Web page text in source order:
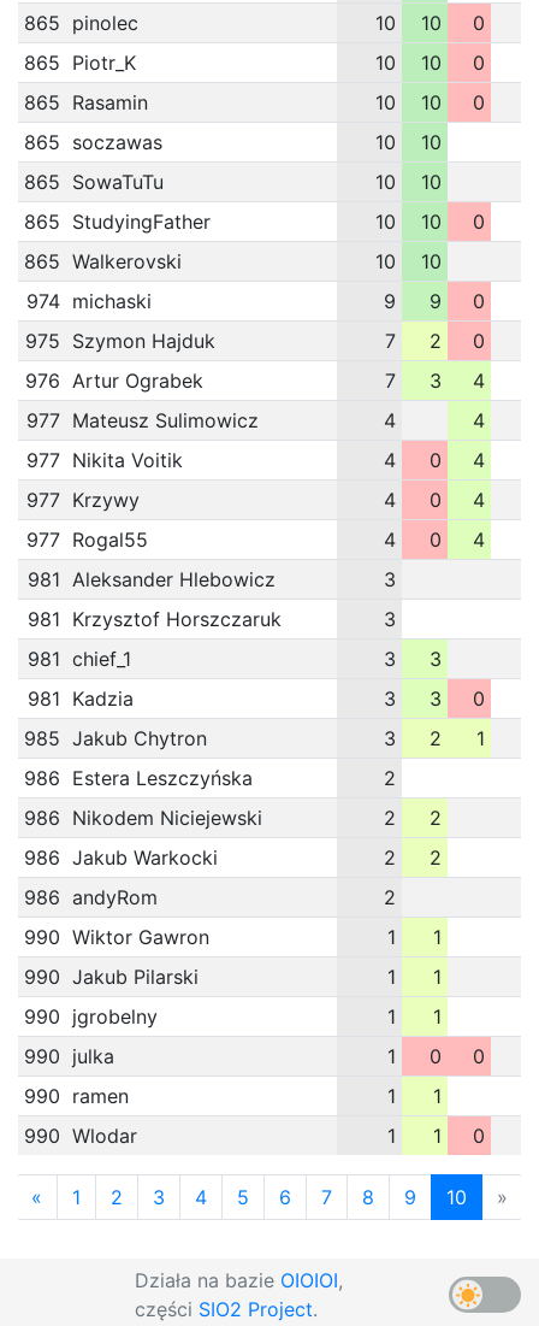
865 pinolec 10 10
0
865 Piotr_K 10 10
0
865 Rasamin 10 10
0
865 soczawas 10
10
865 SowaTuTu 10
10
865 StudyingFather 10 10
0
865 Walkerovski 10
10
974 michaski 9 9
0
975 Szymon Hajduk 7 2
0
976 Artur Ograbek 7 3
4
977 Mateusz Sulimowicz 4
4
977 Nikita Voitik 4 0
4
977 Krzywy 4 0
4
977 Rogal55 4 0
4
981 Aleksander Hlebowicz
3
981 Krzysztof Horszczaruk
3
981 chief_1 3
3
981 Kadzia 3 3
0
985 Jakub Chytron 3 2
1
986 Estera Leszczyńska
2
986 Nikodem Niciejewski 2
2
986 Jakub Warkocki 2
2
986 andyRom
2
990 Wiktor Gawron 1
1
990 Jakub Pilarski 1
1
990 jgrobelny 1
1
990 julka 1 0
0
990 ramen 1
1
990 Wlodar 1 1 0
« 1 2 3 4 5 6 7 8 9 10 »
Działa na bazie OIOIOI,
części SIO2 Project.